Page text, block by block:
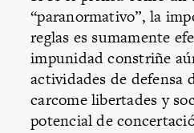
“paranormativo”, la
reglas es sumamente
impunidad constriñe
actividades de defensa
carcome libertades y
potencial de